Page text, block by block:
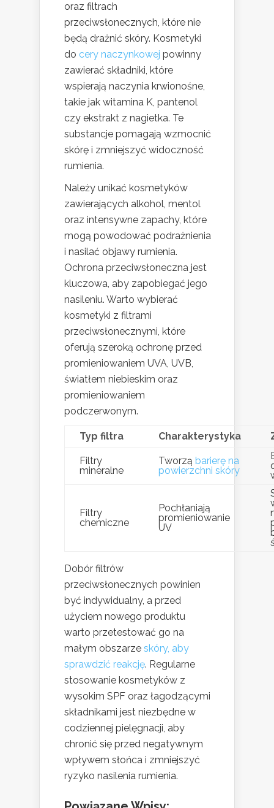
oraz filtrach
przeciwsłonecznych, które nie
będą drażnić skóry. Kosmetyki
do cery naczynkowej powinny
zawierać składniki, które
wspierają naczynia krwionośne,
takie jak witamina K, pantenol
czy ekstrakt z nagietka. Te
substancje pomagają wzmocnić
skórę i zmniejszyć widoczność
rumienia.
Należy unikać kosmetyków
zawierających alkohol, mentol
oraz intensywne zapachy, które
mogą powodować podrażnienia
i nasilać objawy rumienia.
Ochrona przeciwsłoneczna jest
kluczowa, aby zapobiegać jego
nasileniu. Warto wybierać
kosmetyki z filtrami
przeciwsłonecznymi, które
oferują szeroką ochronę przed
promieniowaniem UVA, UVB,
światłem niebieskim oraz
promieniowaniem
podczerwonym.
Typ filtra Charakterystyka
Filtry
mineralne
Tworzą barierę na
powierzchni skóry
Filtry
chemiczne
Pochłaniają
promieniowanie
UV
Dobór filtrów
przeciwsłonecznych powinien
być indywidualny, a przed
użyciem nowego produktu
warto przetestować go na
małym obszarze skóry, aby
sprawdzić reakcję. Regularne
stosowanie kosmetyków z
wysokim SPF oraz łagodzącymi
składnikami jest niezbędne w
codziennej pielęgnacji, aby
chronić się przed negatywnym
wpływem słońca i zmniejszyć
ryzyko nasilenia rumienia.